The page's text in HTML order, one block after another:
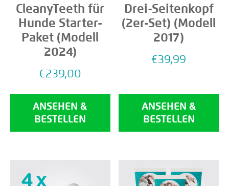
CleanyTeeth für
Hunde Starter-
Paket (Modell
2024)
€239,00
ANSEHEN &
BESTELLEN
Drei-Seitenkopf
(2er-Set) (Modell
2017)
€39,99
ANSEHEN &
BESTELLEN